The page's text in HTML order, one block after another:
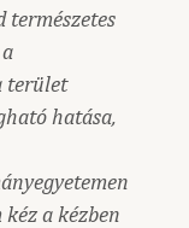
természetes
terület
hatása,
a kézben